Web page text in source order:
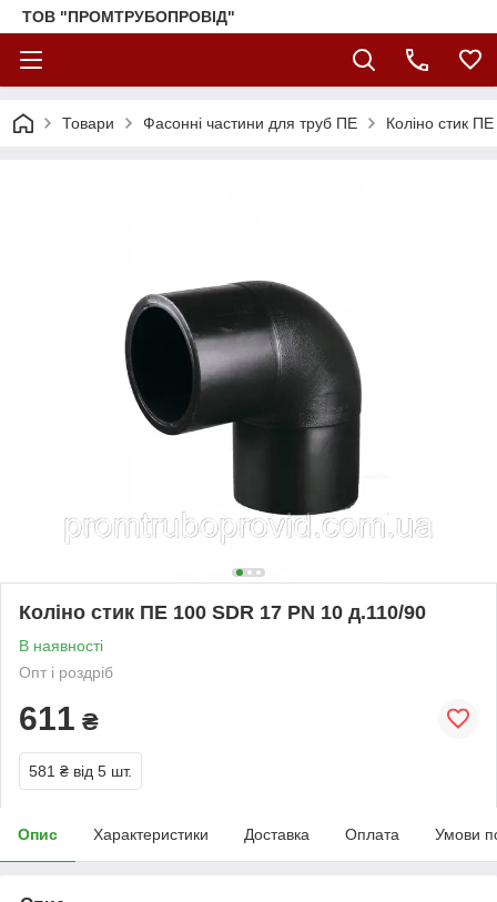
ТОВ "ПРОМТРУБОПРОВІД"
Товари Фасонні частини для труб ПЕ Коліно стик
Коліно стик ПЕ 100 SDR 17 PN 10 д.110/90
В наявності
Опт і роздріб
611 ₴
581 ₴ від 5 шт.
Опис Характеристики Доставка Оплата Умови